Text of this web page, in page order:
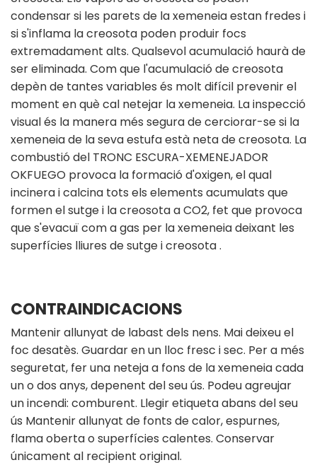
condensar si les parets de la xemeneia estan fredes i
si s'inflama la creosota poden produir focs
extremadament alts. Qualsevol acumulació haurà de
ser eliminada. Com que l'acumulació de creosota
depèn de tantes variables és molt difícil prevenir el
moment en què cal netejar la xemeneia. La inspecció
visual és la manera més segura de cerciorar-se si la
xemeneia de la seva estufa està neta de creosota. La
combustió del TRONC ESCURA-XEMENEJADOR
OKFUEGO provoca la formació d'oxigen, el qual
incinera i calcina tots els elements acumulats que
formen el sutge i la creosota a CO2, fet que provoca
que s'evacuï com a gas per la xemeneia deixant les
superfícies lliures de sutge i creosota .
CONTRAINDICACIONS
Mantenir allunyat de labast dels nens. Mai deixeu el
foc desatès. Guardar en un lloc fresc i sec. Per a més
seguretat, fer una neteja a fons de la xemeneia cada
un o dos anys, depenent del seu ús. Podeu agreujar
un incendi: comburent. Llegir etiqueta abans del seu
ús Mantenir allunyat de fonts de calor, espurnes,
flama oberta o superfícies calentes. Conservar
únicament al recipient original.